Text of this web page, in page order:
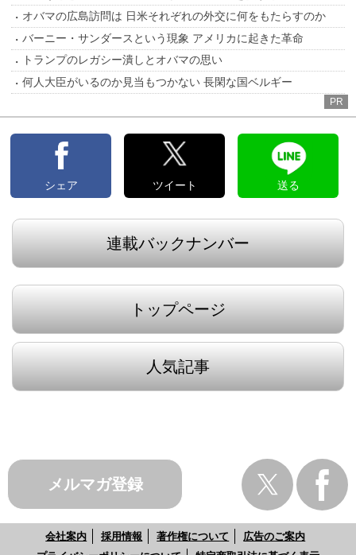
オバマの広島訪問は 日米それぞれの外交に何をもたらすのか
バーニー・サンダースという現象 アメリカに起きた革命
トランプのレガシー潰しとオバマの思い
何人大臣がいるのか見当もつかない 長閑な国ベルギー
PR
シェア ツイート 送る
連載バックナンバー
トップページ
人気記事
メルマガ登録
会社案内 採用情報 著作権について
広告のご案内